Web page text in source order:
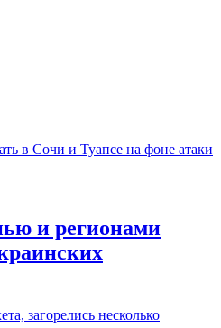
и регионами